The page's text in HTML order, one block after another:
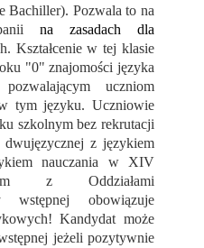
Bachiller). Pozwala to na
na zasadach dla
Kształcenie w tej klasie
"0" znajomości języka
uczniom
tym języku. Uczniowie
szkolnym bez rekrutacji
z językiem
nauczania w XIV
z Oddziałami
obowiązuje
Kandydat może
jeżeli pozytywnie